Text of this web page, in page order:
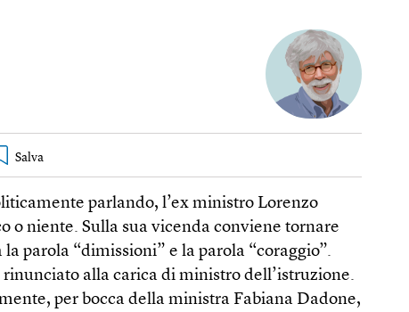
parlando, l’ex ministro Lorenzo
o niente. Sulla sua vicenda conviene tornare
la parola “dimissioni” e la parola “coraggio”.
rinunciato alla carica di ministro dell’istruzione.
per bocca della ministra Fabiana Dadone,